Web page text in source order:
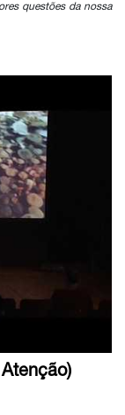
questões da nossa